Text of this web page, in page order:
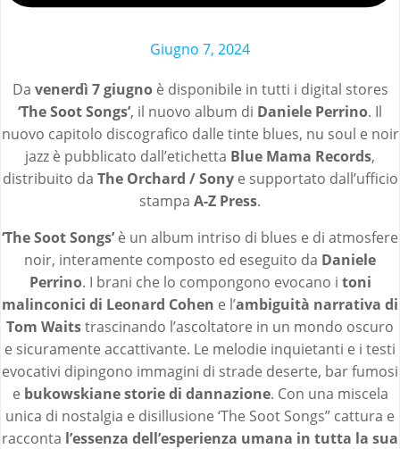
Giugno 7, 2024
Da venerdì 7 giugnoè disponibile in tutti i digital stores
‘The Soot Songs’, il nuovo album di Daniele Perrino. Il
nuovo capitolo discografico dalle tinte blues, nu soul e noir
jazz è pubblicato dall’etichetta Blue Mama Records,
distribuito da The Orchard / Sonye supportato dall’ufficio
stampa A-Z Press.
‘The Soot Songs’è un album intriso di blues e di atmosfere
noir, interamente composto ed eseguito da Daniele
Perrino. I brani che lo compongono evocano i toni
malinconici di Leonard Cohen e l’ambiguità narrativa di
Tom Waitstrascinando l’ascoltatore in un mondo oscuro
e sicuramente accattivante. Le melodie inquietanti e i testi
evocativi dipingono immagini di strade deserte, bar fumosi
e bukowskiane storie di dannazione. Con una miscela
unica di nostalgia e disillusione ‘The Soot Songs” cattura e
racconta l’essenza dell’esperienza umana in tutta la sua